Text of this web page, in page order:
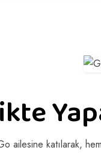
ailesine katılarak,